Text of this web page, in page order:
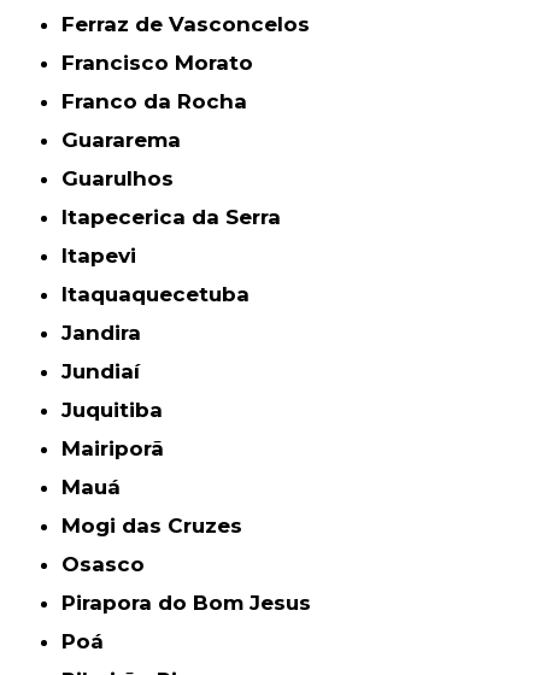
Ferraz de Vasconcelos
Francisco Morato
Franco da Rocha
Guararema
Guarulhos
Itapecerica da Serra
Itapevi
Itaquaquecetuba
Jandira
Jundiaí
Juquitiba
Mairiporã
Mauá
Mogi das Cruzes
Osasco
Pirapora do Bom Jesus
Poá